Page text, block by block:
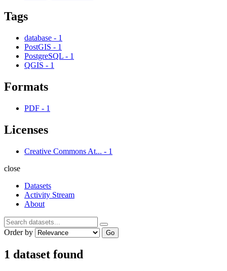
Tags
database - 1
PostGIS - 1
PostgreSQL - 1
QGIS - 1
Formats
PDF - 1
Licenses
Creative Commons At... - 1
close
Datasets
Activity Stream
About
Order by Go
1 dataset found